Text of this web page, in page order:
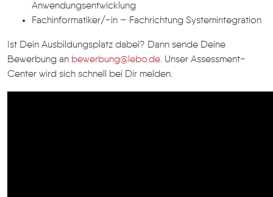
Anwendungsentwicklung
Fachinformatiker/-in – Fachrichtung Systemintegration
Ist Dein Ausbildungsplatz dabei? Dann sende Deine
Bewerbung an bewerbung@lebo.de. Unser Assessment-
Center wird sich schnell bei Dir melden.